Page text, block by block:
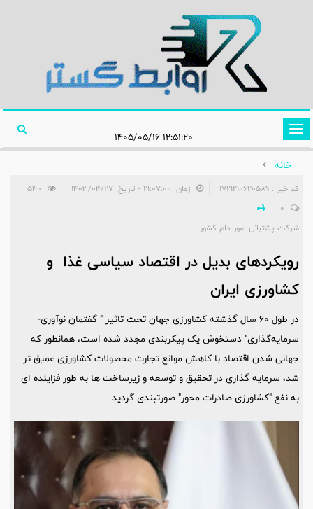
تغییر
وضعیت
ناوبری
خانه
کد خبر : 1721210620589 زمان: ۲۱:۰۷:۰۰ - تاریخ: ۱۴۰۳/۰۴/۲۷
0
شرکت پشتبانی امور دام کشور
رویکردهای بدیل در اقتصاد سیاسی غذا و
کشاورزی ایران
در طول 60 سال گذشته کشاورزی جهان تحت تاثیر " گفتمان نوآوری-
سرمایه‌گذاری" دستخوش یک پیکربندی مجدد شده است، همانطور که
جهانی شدن اقتصاد با کاهش موانع تجارت محصولات کشاورزی عمیق تر
شد، سرمایه گذاری در تحقیق و توسعه و زیرساخت ها به طور فزاینده ای
به نفع "کشاورزی صادرات محور" صورتبندی گردید.